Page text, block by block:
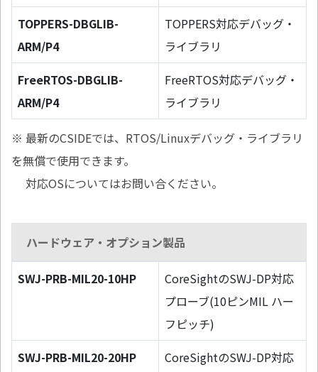
TOPPERS-DBGLIB-
ARM/P4
TOPPERS対応デバッグ・
ライブラリ
FreeRTOS-DBGLIB-
ARM/P4
FreeRTOS対応デバッグ・
ライブラリ
※ 最新のCSIDEでは、RTOS/Linuxデバッグ・ライブラリ
を無償で使用できます。
対応OSについてはお問い合ください。
ハードウェア・オプション製品
SWJ-PRB-MIL20-10HP
CoreSightのSWJ-DP対応
プローブ(10ピンMIL ハー
フピッチ)
SWJ-PRB-MIL20-20HP
CoreSightのSWJ-DP対応